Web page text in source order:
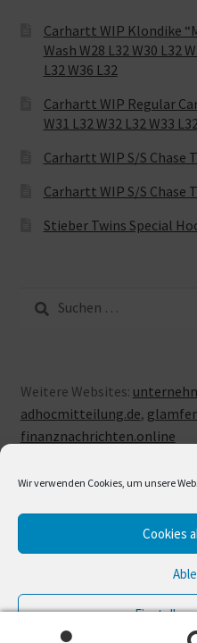
Wir verwenden Cookies, um unsere
Cookies
Carhartt WIP Klondike
Wash W28 L32 W30 L32
L32 W36 L32
Carhartt WIP Regular
W31 L32 W32 L32 W33
Carhartt WIP S/S Chase
Carhartt WIP S/S Chase
Stieber Twins Special
Suche
nach:
Weitere Websites:
adhocmitteilung.de,
finanznachrichten.online
© LUXUSLOVE 2026
Erstellt mit Storefront &